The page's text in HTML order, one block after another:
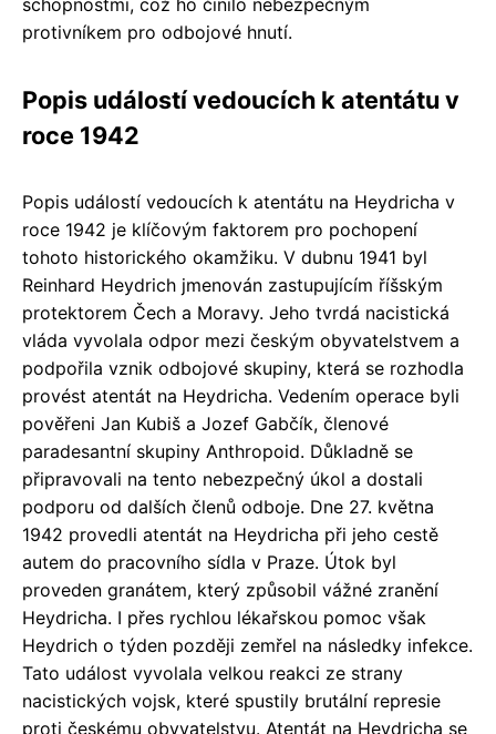
protivníkem pro odbojové hnutí.
Popis událostí vedoucích k atentátu v
roce 1942
Popis událostí vedoucích k atentátu na Heydricha v
roce 1942 je klíčovým faktorem pro pochopení
tohoto historického okamžiku. V dubnu 1941 byl
Reinhard Heydrich jmenován zastupujícím říšským
protektorem Čech a Moravy. Jeho tvrdá nacistická
vláda vyvolala odpor mezi českým obyvatelstvem a
podpořila vznik odbojové skupiny, která se rozhodla
provést atentát na Heydricha. Vedením operace byli
pověřeni Jan Kubiš a Jozef Gabčík, členové
paradesantní skupiny Anthropoid. Důkladně se
připravovali na tento nebezpečný úkol a dostali
podporu od dalších členů odboje. Dne 27. května
1942 provedli atentát na Heydricha při jeho cestě
autem do pracovního sídla v Praze. Útok byl
proveden granátem, který způsobil vážné zranění
Heydricha. I přes rychlou lékařskou pomoc však
Heydrich o týden později zemřel na následky infekce.
Tato událost vyvolala velkou reakci ze strany
nacistických vojsk, které spustily brutální represie
proti českému obyvatelstvu. Atentát na Heydricha se